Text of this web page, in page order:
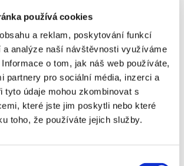
používá cookies
a reklam, poskytování funkcí
analýze naší návštěvnosti využíváme
o tom, jak náš web používáte,
partnery pro sociální média, inzerci a
tyto údaje mohou zkombinovat s
které jste jim poskytli nebo které
toho, že používáte jejich služby.
si chtěla půjčit20 000 Kč, ale
společnost bez licence.
poplatek2 000 Kč
komunikovat.
o podvod a přišla o peníze.
půjčky si vždy ověřte, zda
licenci ČNB – podvodníci často